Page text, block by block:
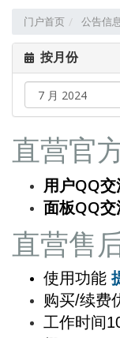
门户首页 公告信
按月份
直营官
用户QQ
面板QQ
直营售
使用功能
购买/续费
工作时间